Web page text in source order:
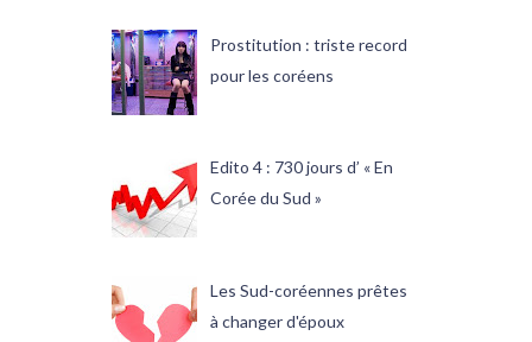
Prostitution : triste record
pour les coréens
Edito 4 : 730 jours d’ « En
Corée du Sud »
Les Sud-coréennes prêtes
à changer d'époux